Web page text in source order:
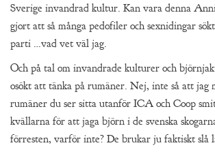
Sverige invandrad kultur. Kan vara denna
gjort att så många pedofiler och sexnidingar
parti …vad vet väl jag.
Och på tal om invandrade kulturer och
osökt att tänka på rumäner. Nej, inte så att jag
rumäner du ser sitta utanför ICA och Coop
kvällarna för att jaga björn i de svenska
förresten, varför inte? De brukar ju faktiskt slå